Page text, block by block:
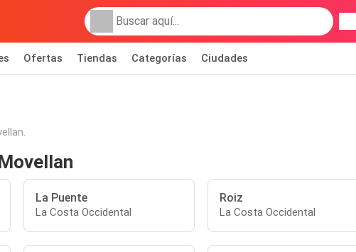
Ofertas Tiendas Categorías Ciudades
La Puente
La Costa Occidental
Roiz
La Costa Occidental